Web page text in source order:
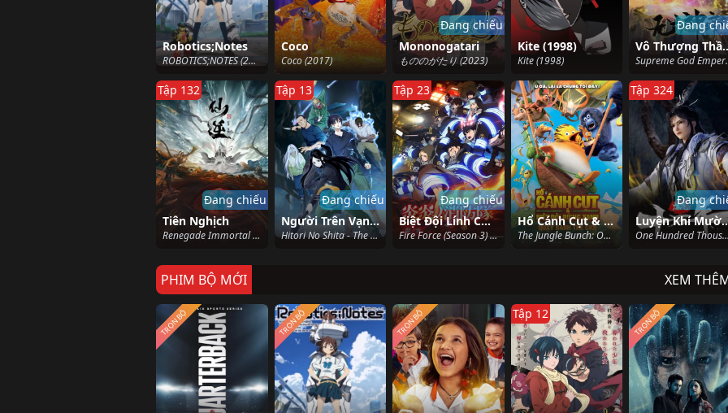
Robotics;Notes
ROBOTICS;NOTES (2012)
Coco
Coco (2017)
Mononogatari
もののがたり (2023)
Đang chiếu
Kite (1998)
Kite (1998)
Vô
Đang
Tiên Nghịch
Renegade Immortal (2023)
Tập 132
Đang chiếu
Người Trên Vạn Người (Phần 6)
Hitori No Shita - The Outcast (Season 6) (2026)
Tập 13
Đang chiếu
Biệt Đội Lính Cứu Hỏa (Phần 3)
Fire Force (Season 3) (2025)
Tập 23
Đang chiếu
Hổ Cánh Cụt & Biệt Đội Rừng Xanh 2: Quậy Banh Thế Giới
The Jungle Bunch: Operation Meltdown (2023)
Luyện Khí
One Hundred
Tập 324
Đang
PHIM BỘ MỚI XEM
TRỌN BỘ TRỌN BỘ TRỌN BỘ Tập 12 TRỌN BỘ